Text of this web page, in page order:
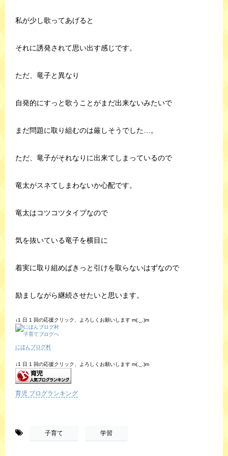
私が少し歌ってあげると
それに誘発されて思い出す感じです。
ただ、竜子と異なり
自発的にすっと歌うことがまだ出来ないみたいで
まだ問題に取り組むのは厳しそうでした…。
ただ、竜子がそれなりに出来てしまっているので
竜太がスネてしまわないか心配です。
竜太はコツコツタイプなので
気を抜いている竜子を横目に
着実に取り組めばきっと引けを取らないはずなので
励ましながら継続させたいと思います。
↓1 日 1 回の応援クリック、よろしくお願いします m(._.)m
にほんブログ村
↓1 日 1 回の応援クリック、よろしくお願いします m(._.)m
育児 ブログランキング
子育て 学習